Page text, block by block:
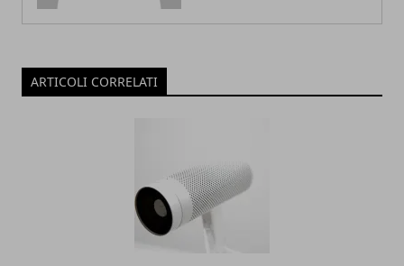
ARTICOLI CORRELATI